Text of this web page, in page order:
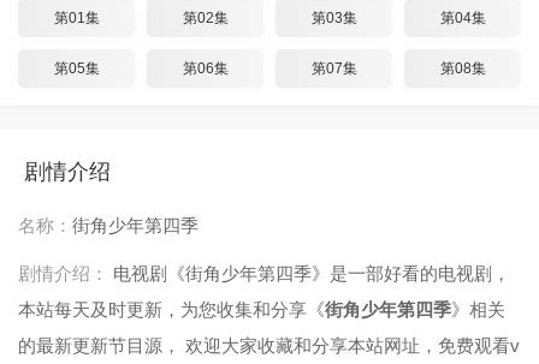
第01集 第02集 第03集 第04集
第05集 第06集 第07集 第08集
剧情介绍
名称： 街角少年第四季
剧情介绍：
电视剧《街角少年第四季》是一部好看的电视剧，
本站每天及时更新，为您收集和分享《街角少年第四季》相关
的最新更新节目源， 欢迎大家收藏和分享本站网址，免费观看v